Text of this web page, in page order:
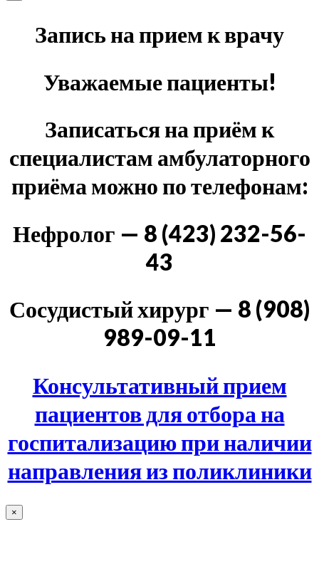
Запись на прием к врачу
Уважаемые пациенты!
Записаться на приём к
специалистам амбулаторного
приёма можно по телефонам:
Нефролог — 8 (423) 232-56-
43
Сосудистый хирург — 8 (908)
989-09-11
Консультативный прием
пациентов для отбора на
госпитализацию при наличии
направления из поликлиники
×